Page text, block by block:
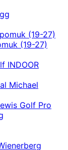
(19-27)
INDOOR
Michael
Golf Pro